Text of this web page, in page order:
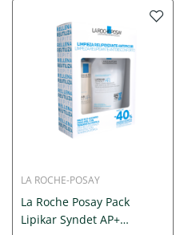
LA ROCHE-POSAY
La Roche Posay Pack
Lipikar Syndet AP+